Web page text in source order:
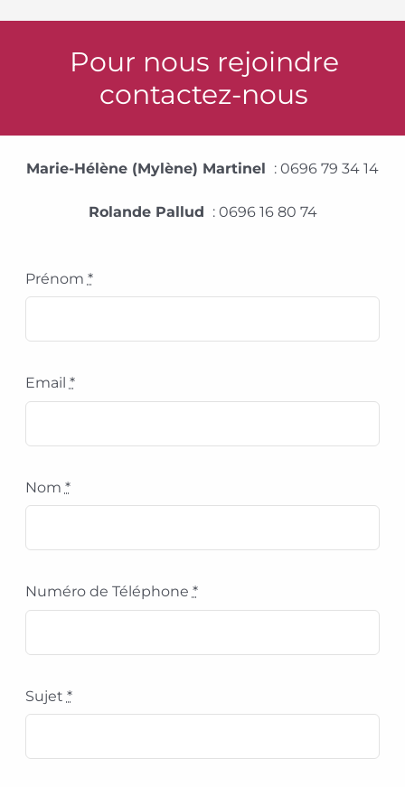
Pour nous rejoindre
contactez-nous
Marie-Hélène (Mylène) Martinel : 0696 79 34 14
Rolande Pallud : 0696 16 80 74
Prénom *
Email *
Nom *
Numéro de Téléphone *
Sujet *